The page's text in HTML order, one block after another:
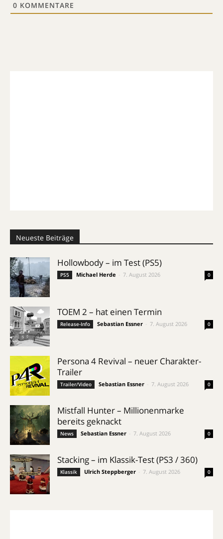
0 KOMMENTARE
Neueste Beiträge
Hollowbody – im Test (PS5)
PS5 Michael Herde 7. August 2026 0
TOEM 2 – hat einen Termin
Release-Info Sebastian Essner 7. August 2026 0
Persona 4 Revival – neuer Charakter-
Trailer
Trailer/Video Sebastian Essner 7. August 2026 0
Mistfall Hunter – Millionenmarke
bereits geknackt
News Sebastian Essner 7. August 2026 0
Stacking – im Klassik-Test (PS3 / 360)
Klassik Ulrich Steppberger 7. August 2026 0